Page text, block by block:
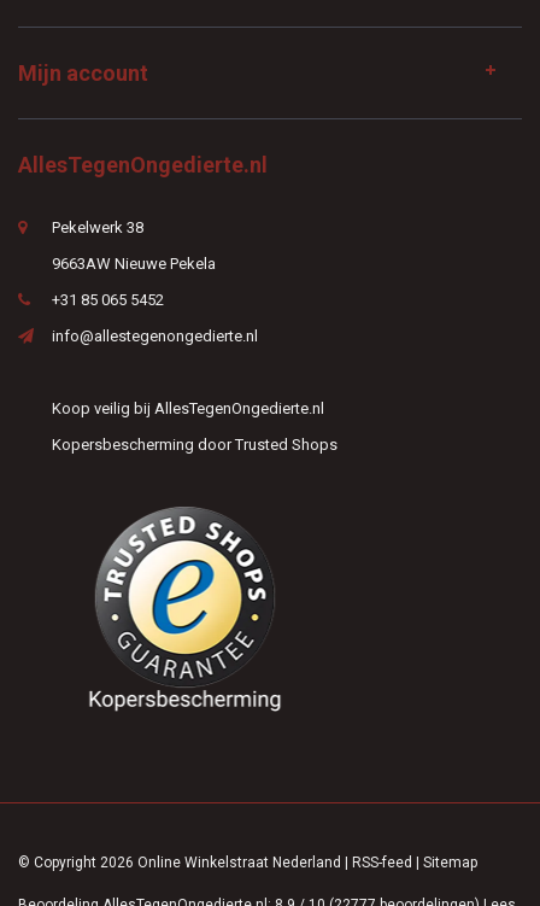
Mijn account
AllesTegenOngedierte.nl
Pekelwerk 38
9663AW Nieuwe Pekela
+31 85 065 5452
info@allestegenongedierte.nl
Koop veilig bij AllesTegenOngedierte.nl
Kopersbescherming door Trusted Shops
© Copyright 2026 Online Winkelstraat Nederland | RSS-feed | Sitemap